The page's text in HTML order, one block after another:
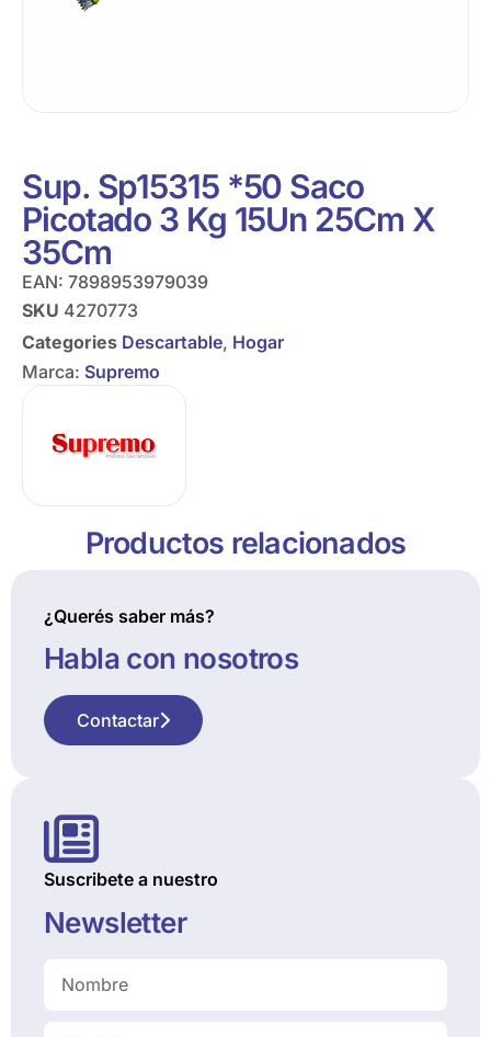
Sup. Sp15315 *50 Saco
Picotado 3 Kg 15Un 25Cm X
35Cm
EAN: 7898953979039
SKU 4270773
Categories Descartable, Hogar
Marca: Supremo
Productos relacionados
¿Querés saber más?
Habla con nosotros
Contactar
Suscribete a nuestro
Newsletter